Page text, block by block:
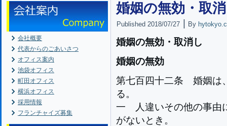
会社概要
代表からのごあいさつ
オフィス案内
池袋オフィス
町田オフィス
横浜オフィス
採用情報
フランチャイズ募集
婚姻の無効・取消
Published 2018/07/27 By
婚姻の無効・取消し
婚姻の無効
第七百四十二条 婚姻は
る。
一
人違いその他の事由
がないとき。